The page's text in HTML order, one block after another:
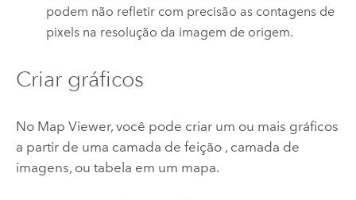
podem não refletir com precisão as contagens de
pixels na resolução da imagem de origem.
Criar gráficos
No Map Viewer, você pode criar um ou mais gráficos
a partir de uma camada de feição , camada de
imagens, ou tabela em um mapa.